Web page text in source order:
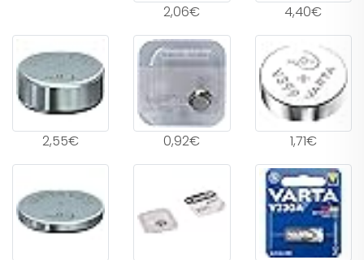
2,06€
4,40€
2,55€ 0,92€ 1,71€